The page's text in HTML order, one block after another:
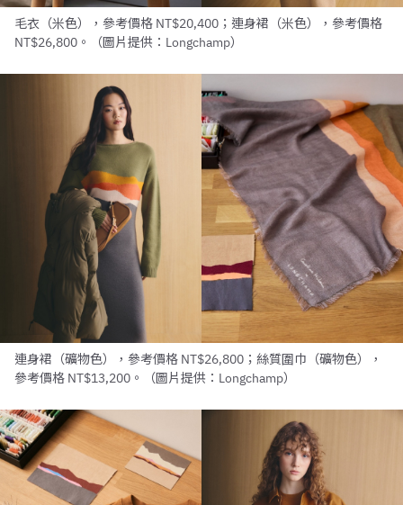
毛衣（米色），參考價格 NT$20,400；連身裙（米色），參考價格
NT$26,800。（圖片提供：Longchamp）
連身裙（礦物色），參考價格 NT$26,800；絲質圍巾（礦物色），
參考價格 NT$13,200。（圖片提供：Longchamp）